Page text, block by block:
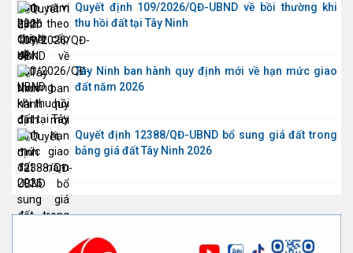
Quyết định 109/2026/QĐ-UBND về bồi thường khi
thu hồi đất tại Tây Ninh
Tây Ninh ban hành quy định mới về hạn mức giao
đất năm 2026
Quyết định 12388/QĐ-UBND bổ sung giá đất trong
bảng giá đất Tây Ninh 2026